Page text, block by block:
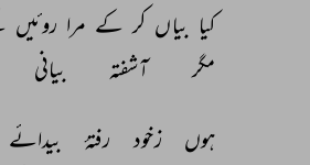
کیا بیاں کر کے مرا روئیں
مگر
آشفتہ بیانی
ہوں زخود رفتۂ بیدائے